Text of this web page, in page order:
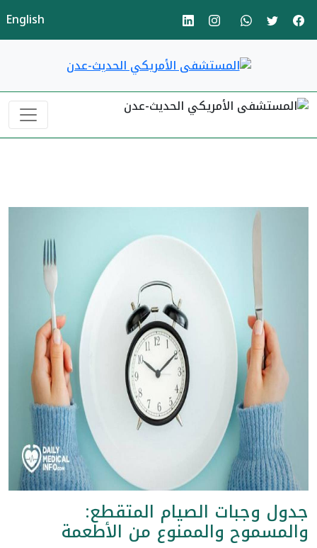
English
جدول وجبات الصيام المتقطع:
والمسموح والممنوع من الأطعمة